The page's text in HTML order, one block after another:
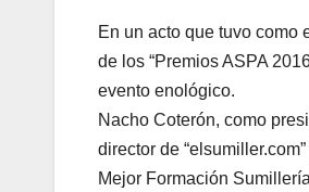
En un acto que tuvo como
de los “Premios ASPA
evento enológico.
Nacho Coterón, como
director de
Mejor Formación